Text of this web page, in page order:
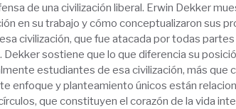
de una civilización liberal. Erwin Dekker
en su trabajo y cómo conceptualizaron sus
civilización, que fue atacada por todas
sostiene que lo que diferencia su
estudiantes de esa civilización, más que
enfoque y planteamiento únicos están
que constituyen el corazón de la vida